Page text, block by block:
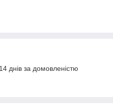
днів за домовленістю